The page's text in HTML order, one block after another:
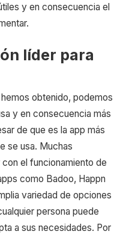
y en consecuencia el
líder para
obtenido, podemos
y en consecuencia más
de que es la app más
se usa. Muchas
el funcionamiento de
como Badoo, Happn
variedad de opciones
persona puede
a sus necesidades. Por